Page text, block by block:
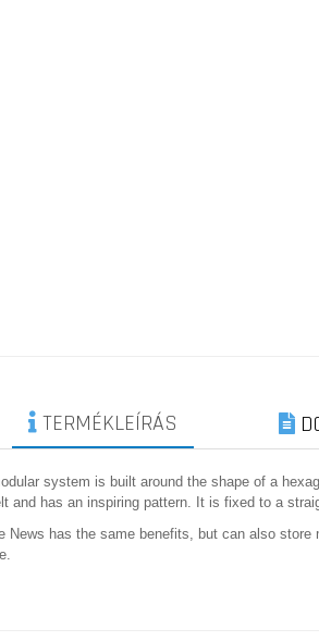
TERMÉKLEÍRÁS
system is built around the shape of a
and has an inspiring pattern. It is fixed to a
News has the same benefits, but can also